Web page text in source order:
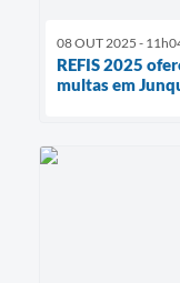
08 OUT 2025 -
REFIS 2025
multas em